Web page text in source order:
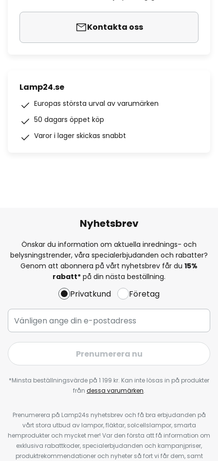
Kontakta oss
Lamp24.se
Europas största urval av varumärken
50 dagars öppet köp
Varor i lager skickas snabbt
Nyhetsbrev
Önskar du information om aktuella inrednings- och
belysningstrender, våra specialerbjudanden och rabatter?
Genom att abonnera på vårt nyhetsbrev får du 15%
rabatt* på din nästa beställning.
Privatkund Företag
Prenumerera nu
*Minsta beställningsvärde på 1 199 kr. Kan inte lösas in på produkter
från dessa varumärken.
Prenumerera på Lamp24s nyhetsbrev och få bra erbjudanden på
vårt stora utbud av lampor, fläktar, solcellslampor, smarta
hemprodukter och mycket mer! Var den första att få information om
exklusiva rabattkoder, specialerbjudanden och kampanjpriser,
produktrekommendationer och nyheter så fort vi får dem, samt